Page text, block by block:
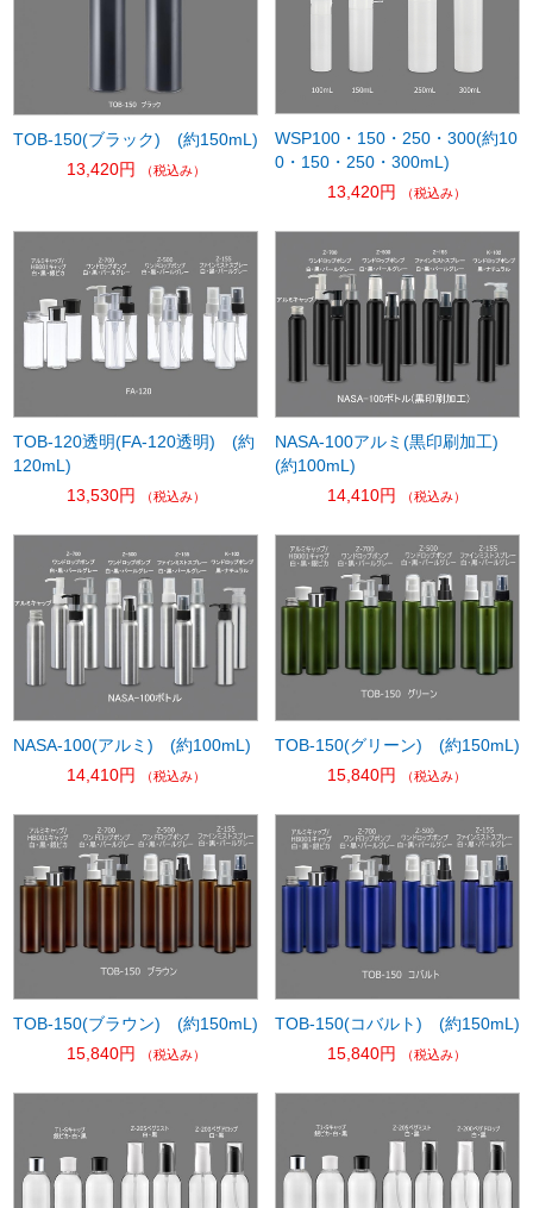
TOB-150(ブラック) (約150mL)
13,420円
（税込み）
WSP100・150・250・300(約10
0・150・250・300mL)
13,420円
（税込み）
TOB-120透明(FA-120透明) (約
120mL)
13,530円
（税込み）
NASA-100アルミ(黒印刷加工)
(約100mL)
14,410円
（税込み）
NASA-100(アルミ) (約100mL)
14,410円
（税込み）
TOB-150(グリーン) (約150mL)
15,840円
（税込み）
TOB-150(ブラウン) (約150mL)
15,840円
（税込み）
TOB-150(コバルト) (約150mL)
15,840円
（税込み）